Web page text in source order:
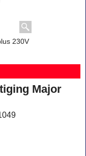
230V
Major